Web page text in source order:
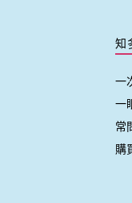
一
一
常
購